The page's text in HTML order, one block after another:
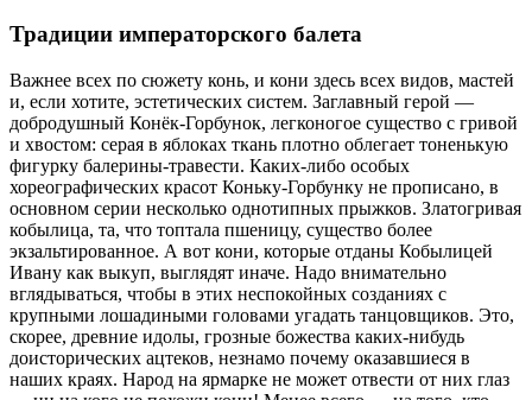
Традиции императорского балета
Важнее всех по сюжету конь, и кони здесь всех видов, мастей
и, если хотите, эстетических систем. Заглавный герой —
добродушный Конёк-Горбунок, легконогое существо с гривой
и хвостом: серая в яблоках ткань плотно облегает тоненькую
фигурку балерины-травести. Каких-либо особых
хореографических красот Коньку-Горбунку не прописано, в
основном серии несколько однотипных прыжков. Златогривая
кобылица, та, что топтала пшеницу, существо более
экзальтированное. А вот кони, которые отданы Кобылицей
Ивану как выкуп, выглядят иначе. Надо внимательно
вглядываться, чтобы в этих неспокойных созданиях с
крупными лошадиными головами угадать танцовщиков. Это,
скорее, древние идолы, грозные божества каких-нибудь
доисторических ацтеков, незнамо почему оказавшиеся в
наших краях. Народ на ярмарке не может отвести от них глаз